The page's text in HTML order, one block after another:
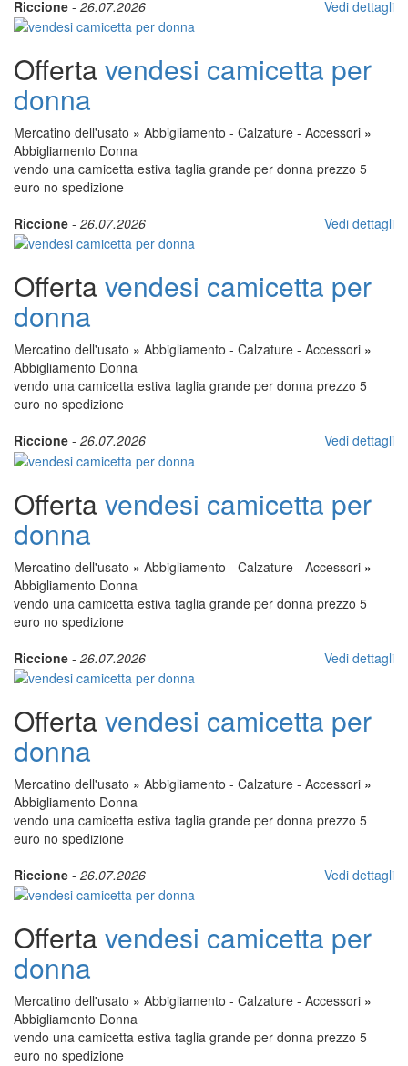
Riccione - 26.07.2026 Vedi dettagli
Offerta vendesi camicetta per
donna
Mercatino dell'usato » Abbigliamento - Calzature - Accessori »
Abbigliamento Donna
vendo una camicetta estiva taglia grande per donna prezzo 5
euro no spedizione
Riccione - 26.07.2026 Vedi dettagli
Offerta vendesi camicetta per
donna
Mercatino dell'usato » Abbigliamento - Calzature - Accessori »
Abbigliamento Donna
vendo una camicetta estiva taglia grande per donna prezzo 5
euro no spedizione
Riccione - 26.07.2026 Vedi dettagli
Offerta vendesi camicetta per
donna
Mercatino dell'usato » Abbigliamento - Calzature - Accessori »
Abbigliamento Donna
vendo una camicetta estiva taglia grande per donna prezzo 5
euro no spedizione
Riccione - 26.07.2026 Vedi dettagli
Offerta vendesi camicetta per
donna
Mercatino dell'usato » Abbigliamento - Calzature - Accessori »
Abbigliamento Donna
vendo una camicetta estiva taglia grande per donna prezzo 5
euro no spedizione
Riccione - 26.07.2026 Vedi dettagli
Offerta vendesi camicetta per
donna
Mercatino dell'usato » Abbigliamento - Calzature - Accessori »
Abbigliamento Donna
vendo una camicetta estiva taglia grande per donna prezzo 5
euro no spedizione